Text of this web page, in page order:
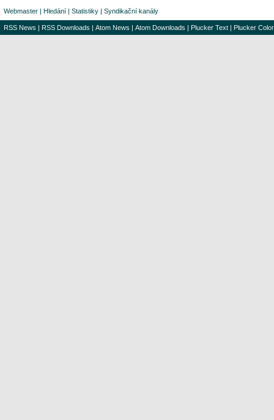
Webmaster | Hledání | Statistiky | Syndikační kanály
RSS News | RSS Downloads | Atom News | Atom Downloads | Plucker Text | Plucker Color